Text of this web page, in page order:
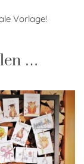
Vorlage!
…